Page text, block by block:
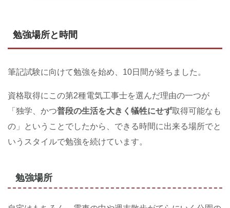
勉強場所と時間
筆記試験に向けて勉強を始め、10日間が経ちました。
資格取得にこの第2種電気工事士を選んだ理由の一つが
「独学、かつ普段の生活を大きく犠牲にせず取得可能なも
の」ということでしたから、できる時間に出来る場所でと
いうスタイルで勉強を続けています。
勉強場所